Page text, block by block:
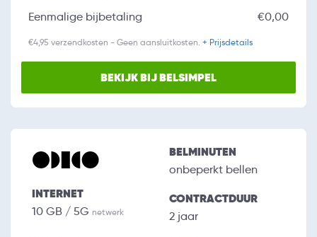
Eenmalige bijbetaling €0,00
€4,95 verzendkosten - Geen aansluitkosten. + Prijsdetails
BEKIJK BIJ BELSIMPEL
INTERNET
10 GB / 5G netwerk
BELMINUTEN
onbeperkt bellen
CONTRACTDUUR
2 jaar